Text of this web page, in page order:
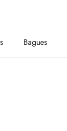
Bagues